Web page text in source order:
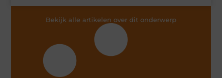
Bekijk alle artikelen over dit onderwerp